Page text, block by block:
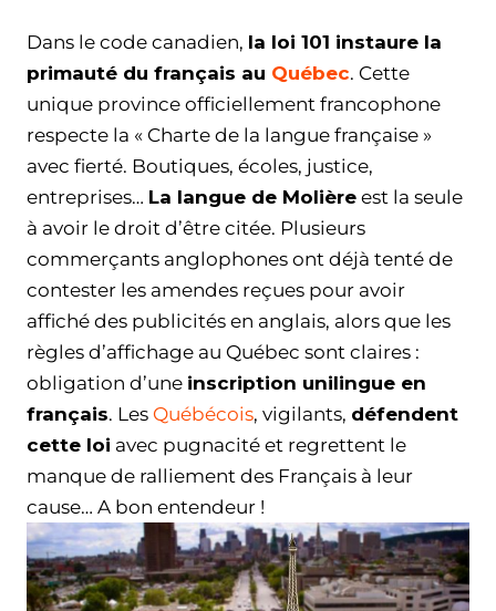
Dans le code canadien, la loi 101 instaure la
primauté du français au Québec. Cette
unique province officiellement francophone
respecte la « Charte de la langue française »
avec fierté. Boutiques, écoles, justice,
entreprises… La langue de Molière est la seule
à avoir le droit d’être citée. Plusieurs
commerçants anglophones ont déjà tenté de
contester les amendes reçues pour avoir
affiché des publicités en anglais, alors que les
règles d’affichage au Québec sont claires :
obligation d’une inscription unilingue en
français. Les Québécois, vigilants, défendent
cette loi avec pugnacité et regrettent le
manque de ralliement des Français à leur
cause… A bon entendeur !